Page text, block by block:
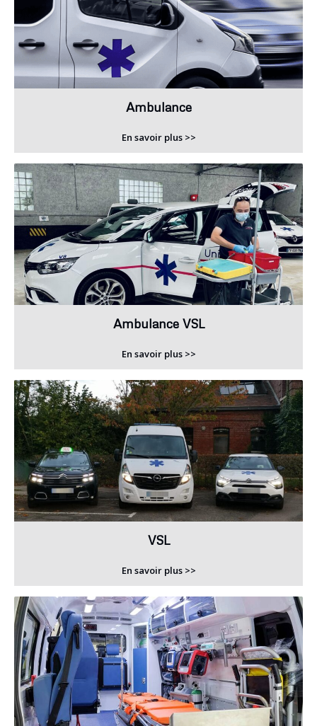
Ambulance
En savoir plus >>
Ambulance VSL
En savoir plus >>
VSL
En savoir plus >>